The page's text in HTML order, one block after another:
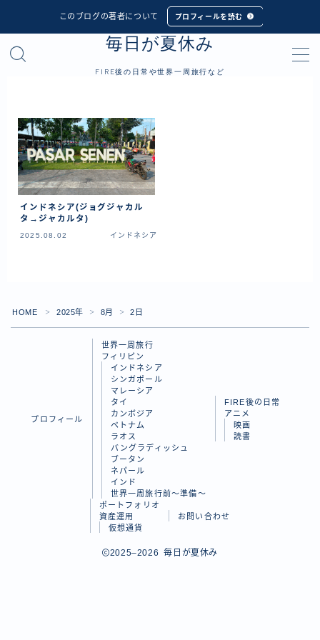
このブログの著者について プロフィールを読む
毎日が夏休み
FIRE後の日常や世界一周旅行など
MENU
世界一周旅行
フィリピン
インドネシア
シンガポール
マレーシア
ベトナム
バングラディッシュ
世界一周旅行前～準備～
Follow Me
インドネシア(ジョグジャカル
タ→ジャカルタ)
2025.08.02 インドネシア
HOME ＞ 2025年 ＞ 8月 ＞ 2日
プロフィール
世界一周旅行
フィリピン
インドネシア
シンガポール
マレーシア
タイ
カンボジア
ベトナム
ラオス
バングラディッシュ
ブータン
ネパール
インド
世界一周旅行前～準備～
FIRE後の日常
アニメ
映画
読書
ポートフォリオ
資産運用
仮想通貨
お問い合わせ
2025–2026 毎日が夏休み